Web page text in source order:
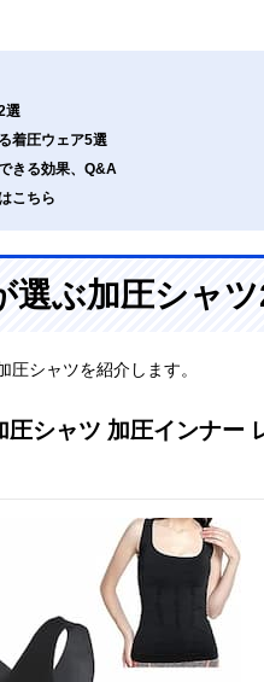
選
着圧ウェア5選
きる効果、Q&A
こちら
選ぶ加圧シャ
圧シャツを紹介します。
シャツ 加圧インナー